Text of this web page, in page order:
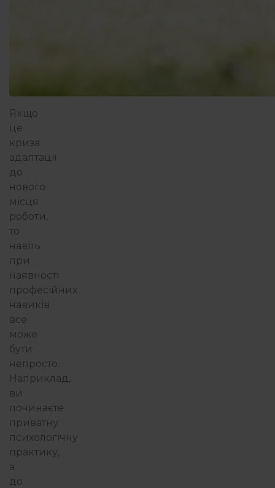
Якщо
це
криза
адаптації
до
нового
місця
роботи,
то
навіть
при
наявності
професійних
навиків
все
може
бути
непросто.
Наприклад,
ви
починаєте
приватну
психологічну
практику,
а
до